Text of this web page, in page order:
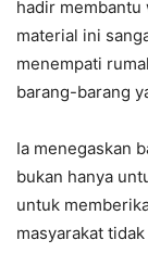
hadir membantu
material ini
menempati
barang-barang
Ia menegaskan
bukan hanya
untuk
masyarakat